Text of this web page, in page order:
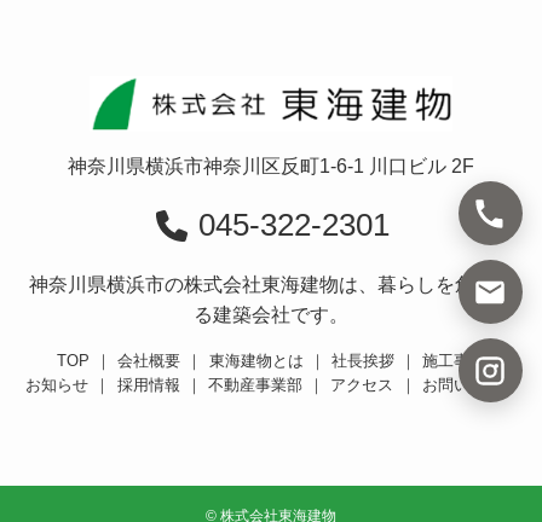
神奈川県横浜市神奈川区反町1-6-1 川口ビル 2F
045-322-2301
神奈川県横浜市の株式会社東海建物は、暮らしを創造す
る建築会社です。
TOP ｜ 会社概要 ｜ 東海建物とは ｜ 社長挨拶 ｜
施工事例
お知らせ
｜ 採用情報 ｜ 不動産事業部 ｜ アクセス ｜ お問い合わせ
© 株式会社東海建物